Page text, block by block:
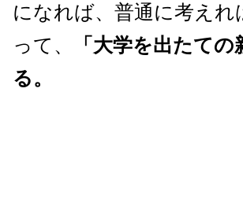
になれば、普通に考え
って、
「大学を出たて
る。